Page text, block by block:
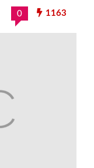
0 1163